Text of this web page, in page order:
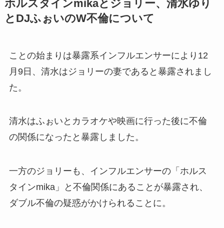
ホルスタインmikaとジョリー、清水ゆり
とDJふぉいのW不倫について
ことの始まりは暴露系インフルエンサーにより12
月9日、清水はジョリーの妻であると暴露されまし
た。
清水はふぉいとカラオケや映画に行った後に不倫
の関係になったと暴露しました。
一方のジョリーも、インフルエンサーの「ホルス
タインmika」と不倫関係にあることが暴露され、
ダブル不倫の疑惑がかけられることに。